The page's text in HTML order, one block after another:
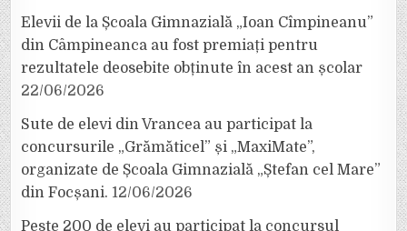
Elevii de la Școala Gimnazială „Ioan Cîmpineanu”
din Câmpineanca au fost premiați pentru
rezultatele deosebite obținute în acest an școlar
22/06/2026
Sute de elevi din Vrancea au participat la
concursurile „Grămăticel” și „MaxiMate”,
organizate de Școala Gimnazială „Ștefan cel Mare”
din Focșani. 12/06/2026
Peste 200 de elevi au participat la concursul